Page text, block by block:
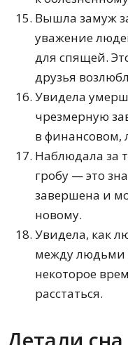
Вышла замуж
уважение
для спящей.
друзья
Увидела
чрезмерную
в финансовом,
Наблюдала за
гробу — это
завершена и
новому.
Увидела, как
между людьми
некоторое
расстаться.